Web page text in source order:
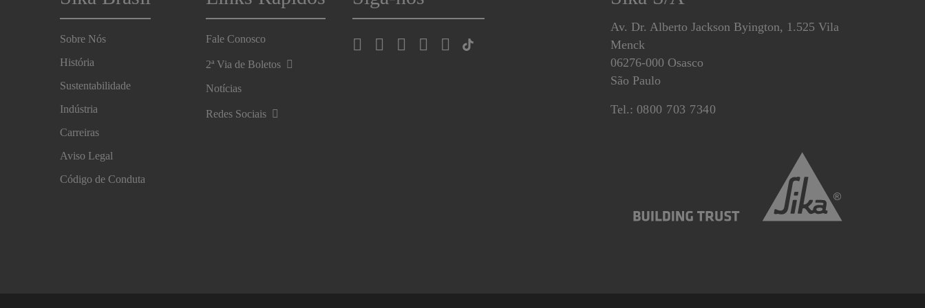
Sobre Nós
História
Sustentabilidade
Indústria
Carreiras
Aviso Legal
Código de Conduta
Fale Conosco
2ª Via de Boletos
Notícias
Redes Sociais
Av. Dr. Alberto Jackson Byington, 1.525 Vila
Menck
06276-000 Osasco
São Paulo
Tel.: 0800 703 7340